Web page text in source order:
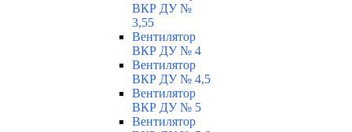
ВКР ДУ №
3,55
Вентилятор
ВКР ДУ № 4
Вентилятор
ВКР ДУ № 4,5
Вентилятор
ВКР ДУ № 5
Вентилятор